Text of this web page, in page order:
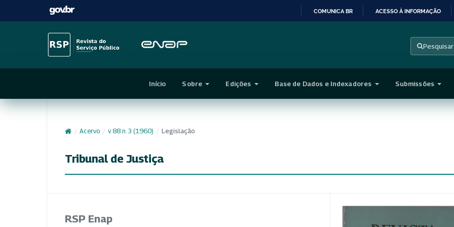
CONTEÚDO
COMUNICA BR ACESSO À INFORMAÇÃO
Pesquisar
Início Sobre Edições Base de Dados e Indexadores Submissões
/ Acervo / v. 88 n. 3 (1960) / Legislação
Tribunal de Justiça
RSP Enap